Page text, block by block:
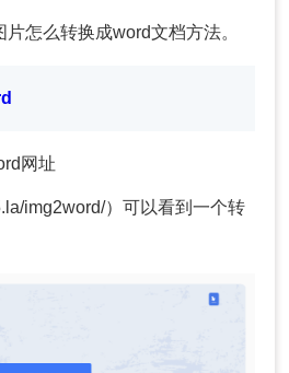
怎么转换成word文档方法。
网址
img2word/）可以看到一个转